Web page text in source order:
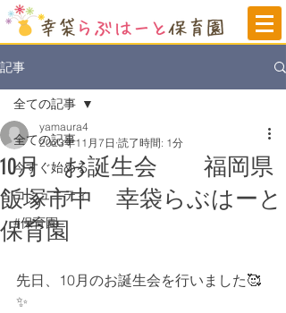
記事
全ての記事
今すぐ始める
コミュニティ
#保育園
全ての記事
10月 お誕生会 福岡県
飯塚市中 幸袋らぶはーと
保育園
yamaura4
2023年11月7日 読了時間: 1分
先日、10月のお誕生会を行いました🥰
✨